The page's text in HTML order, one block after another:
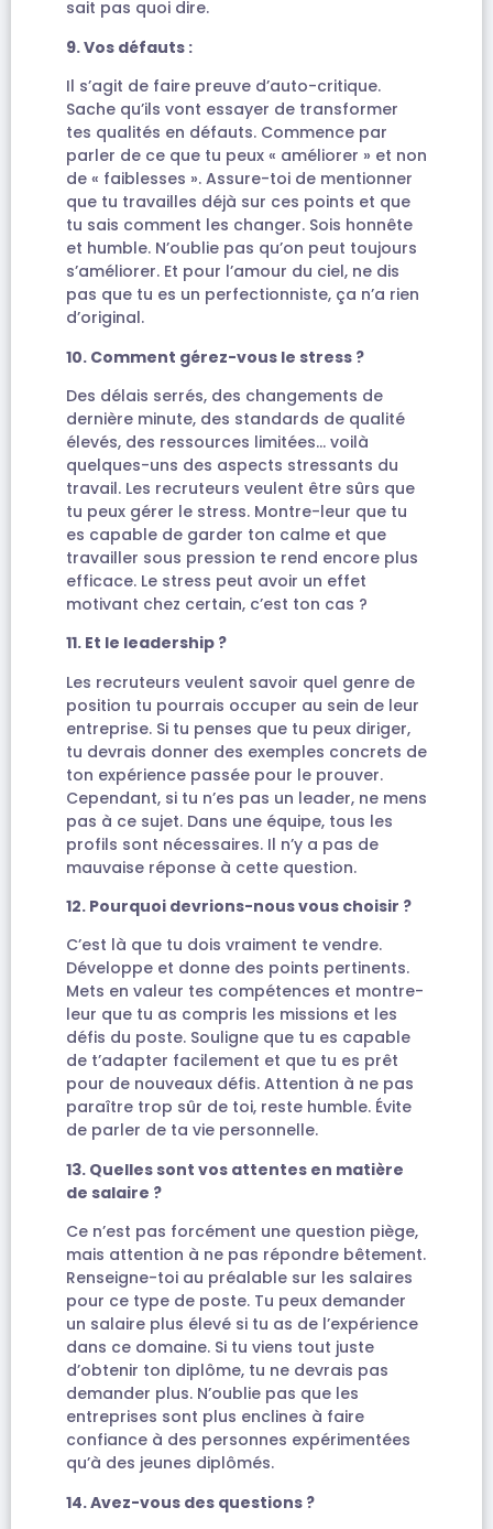
sait pas quoi dire.
9. Vos défauts :
Il s’agit de faire preuve d’auto-critique.
Sache qu’ils vont essayer de transformer
tes qualités en défauts. Commence par
parler de ce que tu peux « améliorer » et non
de « faiblesses ». Assure-toi de mentionner
que tu travailles déjà sur ces points et que
tu sais comment les changer. Sois honnête
et humble. N’oublie pas qu’on peut toujours
s’améliorer. Et pour l’amour du ciel, ne dis
pas que tu es un perfectionniste, ça n’a rien
d’original.
10. Comment gérez-vous le stress ?
Des délais serrés, des changements de
dernière minute, des standards de qualité
élevés, des ressources limitées… voilà
quelques-uns des aspects stressants du
travail. Les recruteurs veulent être sûrs que
tu peux gérer le stress. Montre-leur que tu
es capable de garder ton calme et que
travailler sous pression te rend encore plus
efficace. Le stress peut avoir un effet
motivant chez certain, c’est ton cas ?
11. Et le leadership ?
Les recruteurs veulent savoir quel genre de
position tu pourrais occuper au sein de leur
entreprise. Si tu penses que tu peux diriger,
tu devrais donner des exemples concrets de
ton expérience passée pour le prouver.
Cependant, si tu n’es pas un leader, ne mens
pas à ce sujet. Dans une équipe, tous les
profils sont nécessaires. Il n’y a pas de
mauvaise réponse à cette question.
12. Pourquoi devrions-nous vous choisir ?
C’est là que tu dois vraiment te vendre.
Développe et donne des points pertinents.
Mets en valeur tes compétences et montre-
leur que tu as compris les missions et les
défis du poste. Souligne que tu es capable
de t’adapter facilement et que tu es prêt
pour de nouveaux défis. Attention à ne pas
paraître trop sûr de toi, reste humble. Évite
de parler de ta vie personnelle.
13. Quelles sont vos attentes en matière
de salaire ?
Ce n’est pas forcément une question piège,
mais attention à ne pas répondre bêtement.
Renseigne-toi au préalable sur les salaires
pour ce type de poste. Tu peux demander
un salaire plus élevé si tu as de l’expérience
dans ce domaine. Si tu viens tout juste
d’obtenir ton diplôme, tu ne devrais pas
demander plus. N’oublie pas que les
entreprises sont plus enclines à faire
confiance à des personnes expérimentées
qu’à des jeunes diplômés.
14. Avez-vous des questions ?